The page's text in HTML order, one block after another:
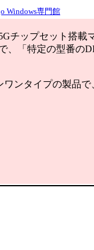
Windows専門館
ップセット搭載
「特定の型番の
ンタイプの製品で